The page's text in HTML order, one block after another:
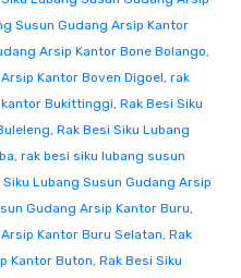
Susun Gudang Arsip Kantor
Arsip Kantor Bone Bolango,
Kantor Boven Digoel, rak
Bukittinggi, Rak Besi Siku
, Rak Besi Siku Lubang
, rak besi siku lubang susun
Siku Lubang Susun Gudang Arsip
Gudang Arsip Kantor Buru,
Kantor Buru Selatan, Rak
Kantor Buton, Rak Besi Siku